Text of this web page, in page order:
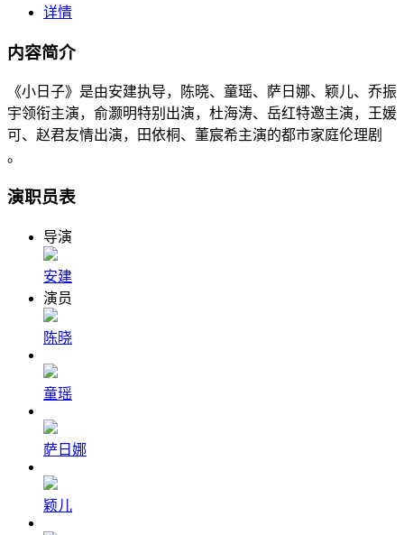
详情
内容简介
《小日子》是由安建执导，陈晓、童瑶、萨日娜、颖儿、乔振
宇领衔主演，俞灏明特别出演，杜海涛、岳红特邀主演，王媛
可、赵君友情出演，田依桐、董宸希主演的都市家庭伦理剧
。
演职员表
导演
安建
演员
陈晓
童瑶
萨日娜
颖儿